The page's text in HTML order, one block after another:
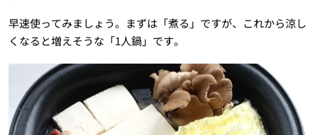
早速使ってみましょう。まずは「煮る」ですが、これから涼し
くなると増えそうな「1人鍋」です。